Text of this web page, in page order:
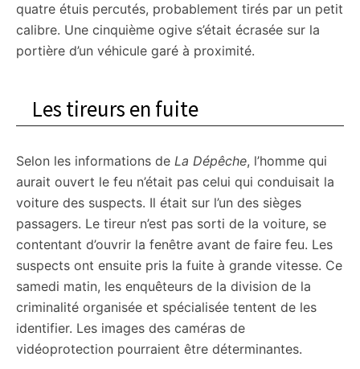
quatre étuis percutés, probablement tirés par un petit
calibre. Une cinquième ogive s’était écrasée sur la
portière d’un véhicule garé à proximité.
Les tireurs en fuite
Selon les informations de La Dépêche, l’homme qui
aurait ouvert le feu n’était pas celui qui conduisait la
voiture des suspects. Il était sur l’un des sièges
passagers. Le tireur n’est pas sorti de la voiture, se
contentant d’ouvrir la fenêtre avant de faire feu. Les
suspects ont ensuite pris la fuite à grande vitesse. Ce
samedi matin, les enquêteurs de la division de la
criminalité organisée et spécialisée tentent de les
identifier. Les images des caméras de
vidéoprotection pourraient être déterminantes.